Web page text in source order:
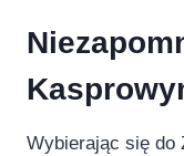
Wybierając się do